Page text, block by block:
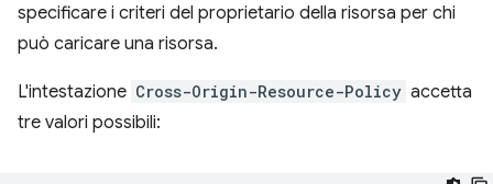
specificare i criteri del proprietario della risorsa per chi
può caricare una risorsa.
L'intestazione Cross-Origin-Resource-Policy accetta
tre valori possibili: